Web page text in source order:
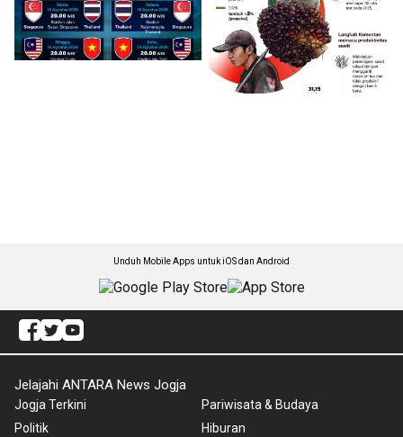
Unduh Mobile Apps untuk iOS dan Android
Jelajahi ANTARA News Jogja
Jogja Terkini
Politik
Pariwisata & Budaya
Hiburan